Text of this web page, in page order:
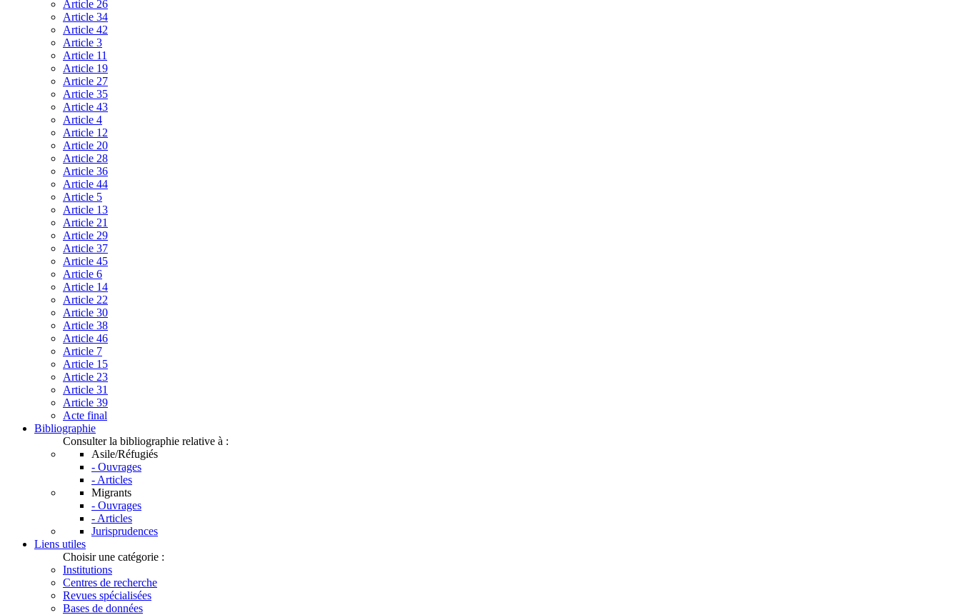
Article 26
Article 34
Article 42
Article 3
Article 11
Article 19
Article 27
Article 35
Article 43
Article 4
Article 12
Article 20
Article 28
Article 36
Article 44
Article 5
Article 13
Article 21
Article 29
Article 37
Article 45
Article 6
Article 14
Article 22
Article 30
Article 38
Article 46
Article 7
Article 15
Article 23
Article 31
Article 39
Acte final
Bibliographie
Consulter la bibliographie relative à :
Asile/Réfugiés
- Ouvrages
- Articles
Migrants
- Ouvrages
- Articles
Jurisprudences
Liens utiles
Choisir une catégorie :
Institutions
Centres de recherche
Revues spécialisées
Bases de données